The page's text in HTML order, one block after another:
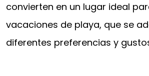
convierten en un lugar ideal
vacaciones de playa, que se
diferentes preferencias y